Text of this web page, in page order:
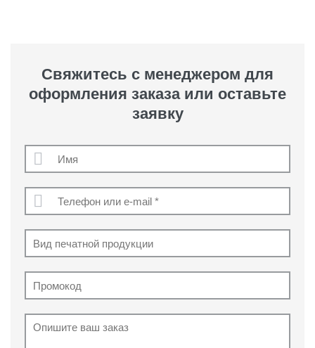
Свяжитесь с менеджером для
оформления заказа или оставьте
заявку